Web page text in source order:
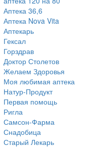
Аптека 36,6
Аптека Nova Vita
Аптекарь
Гексал
Горздрав
Доктор Столетов
Желаем Здоровья
Моя любимая аптека
Натур-Продукт
Первая помощь
Ригла
Самсон-Фарма
Снадобица
Старый Лекарь